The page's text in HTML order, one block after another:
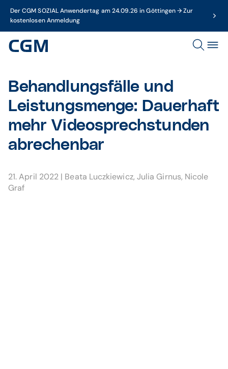
Der CGM SOZIAL Anwendertag am 24.09.26 in Göttingen → Zur
kostenlosen Anmeldung
Behandlungsfälle und
Leistungsmenge: Dauerhaft
mehr Videosprechstunden
abrechenbar
21. April 2022 | Beata Luczkiewicz, Julia Girnus, Nicole
Graf